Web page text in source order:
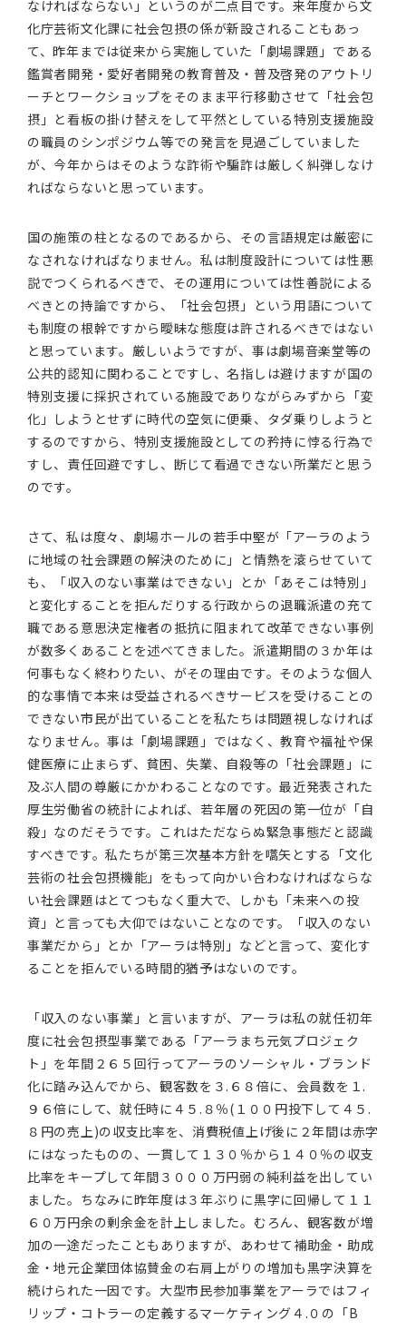
なければならない」というのが二点目です。来年度から文
化庁芸術文化課に社会包摂の係が新設されることもあっ
て、昨年までは従来から実施していた「劇場課題」である
鑑賞者開発・愛好者開発の教育普及・普及啓発のアウトリ
ーチとワークショップをそのまま平行移動させて「社会包
摂」と看板の掛け替えをして平然としている特別支援施設
の職員のシンポジウム等での発言を見過ごしていました
が、今年からはそのような詐術や騙詐は厳しく糾弾しなけ
ればならないと思っています。
国の施策の柱となるのであるから、その言語規定は厳密に
なされなければなりません。私は制度設計については性悪
説でつくられるべきで、その運用については性善説による
べきとの持論ですから、「社会包摂」という用語について
も制度の根幹ですから曖昧な態度は許されるべきではない
と思っています。厳しいようですが、事は劇場音楽堂等の
公共的認知に関わることですし、名指しは避けますが国の
特別支援に採択されている施設でありながらみずから「変
化」しようとせずに時代の空気に便乗、タダ乗りしようと
するのですから、特別支援施設としての矜持に悖る行為で
すし、責任回避ですし、断じて看過できない所業だと思う
のです。
さて、私は度々、劇場ホールの若手中堅が「アーラのよう
に地域の社会課題の解決のために」と情熱を滾らせていて
も、「収入のない事業はできない」とか「あそこは特別」
と変化することを拒んだりする行政からの退職派遣の充て
職である意思決定権者の抵抗に阻まれて改革できない事例
が数多くあることを述べてきました。派遣期間の３か年は
何事もなく終わりたい、がその理由です。そのような個人
的な事情で本来は受益されるべきサービスを受けることの
できない市民が出ていることを私たちは問題視しなければ
なりません。事は「劇場課題」ではなく、教育や福祉や保
健医療に止まらず、貧困、失業、自殺等の「社会課題」に
及ぶ人間の尊厳にかかわることなのです。最近発表された
厚生労働省の統計によれば、若年層の死因の第一位が「自
殺」なのだそうです。これはただならぬ緊急事態だと認識
すべきです。私たちが第三次基本方針を嚆矢とする「文化
芸術の社会包摂機能」をもって向かい合わなければならな
い社会課題はとてつもなく重大で、しかも「未来への投
資」と言っても大仰ではないことなのです。「収入のない
事業だから」とか「アーラは特別」などと言って、変化す
ることを拒んでいる時間的猶予はないのです。
「収入のない事業」と言いますが、アーラは私の就任初年
度に社会包摂型事業である「アーラまち元気プロジェク
ト」を年間２６５回行ってアーラのソーシャル・ブランド
化に踏み込んでから、観客数を３.６８倍に、会員数を１.
９６倍にして、就任時に４５.８％(１００円投下して４５.
８円の売上)の収支比率を、消費税値上げ後に２年間は赤字
にはなったものの、一貫して１３０％から１４０％の収支
比率をキープして年間３０００万円弱の純利益を出してい
ました。ちなみに昨年度は３年ぶりに黒字に回帰して１１
６０万円余の剰余金を計上しました。むろん、観客数が増
加の一途だったこともありますが、あわせて補助金・助成
金・地元企業団体協賛金の右肩上がりの増加も黒字決算を
続けられた一因です。大型市民参加事業をアーラではフィ
リップ・コトラーの定義するマーケティング４.０の「B